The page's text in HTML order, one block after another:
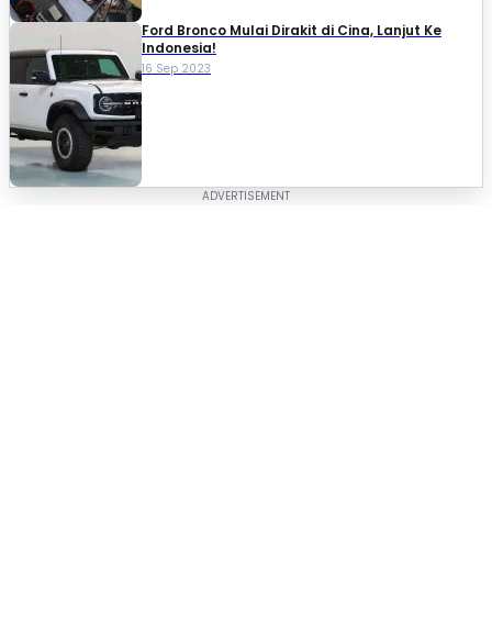
Ford Bronco Mulai Dirakit di Cina, Lanjut Ke
Indonesia!
16 Sep 2023